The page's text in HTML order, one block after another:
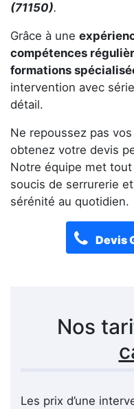
(71150).
Grâce à une
compétences
formations
intervention avec
détail.
Ne repoussez pas
obtenez votre devis
Notre équipe met
soucis de serrurerie
sérénité au quotidien.
Devis
Nos
Les prix d’une